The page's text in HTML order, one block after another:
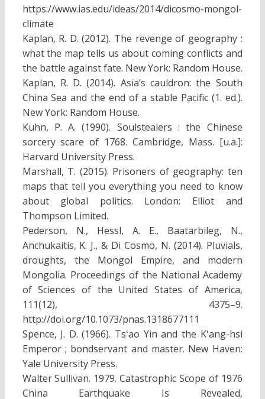
https://www.ias.edu/ideas/2014/dicosmo-mongol-
climate
Kaplan, R. D. (2012). The revenge of geography :
what the map tells us about coming conflicts and
the battle against fate. New York: Random House.
Kaplan, R. D. (2014). Asia’s cauldron: the South
China Sea and the end of a stable Pacific (1. ed.).
New York: Random House.
Kuhn, P. A. (1990). Soulstealers : the Chinese
sorcery scare of 1768. Cambridge, Mass. [u.a.]:
Harvard University Press.
Marshall, T. (2015). Prisoners of geography: ten
maps that tell you everything you need to know
about global politics. London: Elliot and
Thompson Limited.
Pederson, N., Hessl, A. E., Baatarbileg, N.,
Anchukaitis, K. J., & Di Cosmo, N. (2014). Pluvials,
droughts, the Mongol Empire, and modern
Mongolia. Proceedings of the National Academy
of Sciences of the United States of America,
111(12), 4375–9.
http://doi.org/10.1073/pnas.1318677111
Spence, J. D. (1966). Tsʻao Yin and the Kʻang-hsi
Emperor ; bondservant and master. New Haven:
Yale University Press.
Walter Sullivan. 1979. Catastrophic Scope of 1976
China Earthquake Is Revealed,